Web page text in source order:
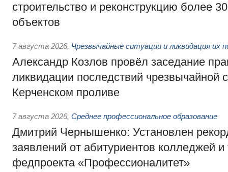
строительство и реконструкцию более
объектов
7 августа 2026, Чрезвычайные ситуации и ликвидация их
Александр Козлов провёл заседание
ликвидации последствий чрезвычайной
Керченском проливе
7 августа 2026, Среднее профессиональное образование
Дмитрий Чернышенко: Установлен
заявлений от абитуриентов колледжей и
федпроекта «Профессионалитет»